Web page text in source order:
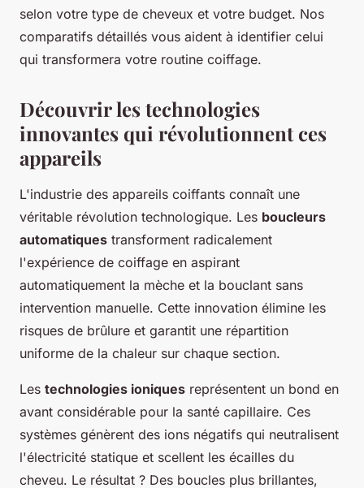
selon votre type de cheveux et votre budget. Nos
comparatifs détaillés vous aident à identifier celui
qui transformera votre routine coiffage.
Découvrir les technologies
innovantes qui révolutionnent ces
appareils
L'industrie des appareils coiffants connaît une
véritable révolution technologique. Les boucleurs
automatiques transforment radicalement
l'expérience de coiffage en aspirant
automatiquement la mèche et la bouclant sans
intervention manuelle. Cette innovation élimine les
risques de brûlure et garantit une répartition
uniforme de la chaleur sur chaque section.
Les technologies ioniques représentent un bond en
avant considérable pour la santé capillaire. Ces
systèmes génèrent des ions négatifs qui neutralisent
l'électricité statique et scellent les écailles du
cheveu. Le résultat ? Des boucles plus brillantes,